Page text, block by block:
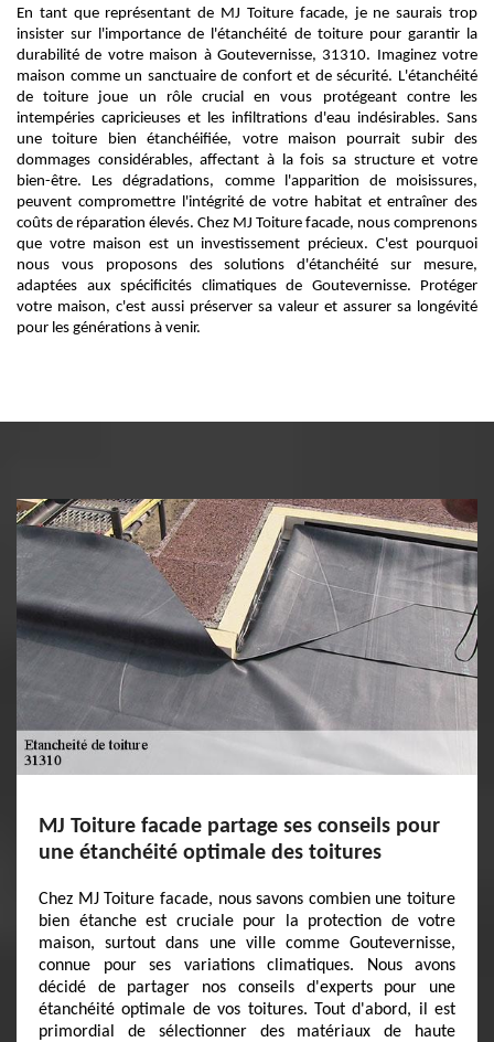
En tant que représentant de MJ Toiture facade, je ne saurais trop
insister sur l'importance de l'étanchéité de toiture pour garantir la
durabilité de votre maison à Goutevernisse, 31310. Imaginez votre
maison comme un sanctuaire de confort et de sécurité. L'étanchéité
de toiture joue un rôle crucial en vous protégeant contre les
intempéries capricieuses et les infiltrations d'eau indésirables. Sans
une toiture bien étanchéifiée, votre maison pourrait subir des
dommages considérables, affectant à la fois sa structure et votre
bien-être. Les dégradations, comme l'apparition de moisissures,
peuvent compromettre l'intégrité de votre habitat et entraîner des
coûts de réparation élevés. Chez MJ Toiture facade, nous comprenons
que votre maison est un investissement précieux. C'est pourquoi
nous vous proposons des solutions d'étanchéité sur mesure,
adaptées aux spécificités climatiques de Goutevernisse. Protéger
votre maison, c'est aussi préserver sa valeur et assurer sa longévité
pour les générations à venir.
MJ Toiture facade partage ses conseils pour
une étanchéité optimale des toitures
Chez MJ Toiture facade, nous savons combien une toiture
bien étanche est cruciale pour la protection de votre
maison, surtout dans une ville comme Goutevernisse,
connue pour ses variations climatiques. Nous avons
décidé de partager nos conseils d'experts pour une
étanchéité optimale de vos toitures. Tout d'abord, il est
primordial de sélectionner des matériaux de haute